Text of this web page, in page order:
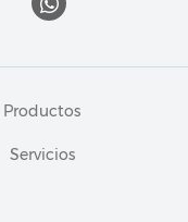
Productos
Servicios